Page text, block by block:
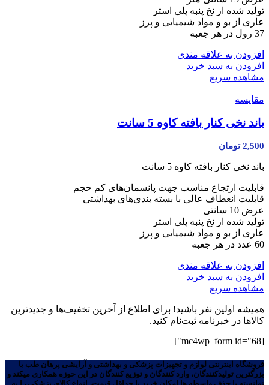
تولید شده از نخ پنبه پلی استر
عاری از بو و مواد شیمیایی و پرز
37 رول در هر جعبه
افزودن به علاقه مندی
افزودن به سبد خرید
مشاهده سریع
مقایسه
باند نخی کنار بافته کاوه 5 سانت
2,500 تومان
باند نخی کنار بافته کاوه 5 سانت
قابلیت ارتجاع مناسب جهت پانسمان‌های کم حجم
قابلیت انعطاف عالی با بسته بندی‌های بهداشتی
عرض 10 سانتی
تولید شده از نخ پنبه پلی استر
عاری از بو و مواد شیمیایی و پرز
60 عدد در هر جعبه
افزودن به علاقه مندی
افزودن به سبد خرید
مشاهده سریع
همیشه اولین نفر باشید! برای اطلاع از آخرین تخفیف‌ها و جدیدترین
کالاها در خبرنامه ثبت‌نام کنید.
[mc4wp_form id="68"]
فروشگاه اینترنتی لوازم و تجهیزات پزشکی و بهداشتی و آرایشی پرهان طب با
بزرگترین تولیدکنندگان، وارد کنندگان و توزیع کنندگان در این حوزه همکاری میکند و